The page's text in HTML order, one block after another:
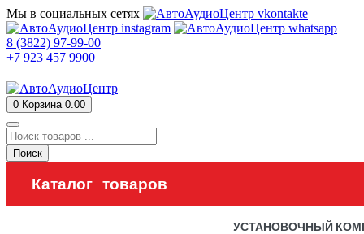
Мы в социальных сетях
8 (3822) 97-99-00
+7 923 457 9900
0 Корзина 0.00
Поиск
Каталог товаров
УСТАНОВОЧНЫЙ